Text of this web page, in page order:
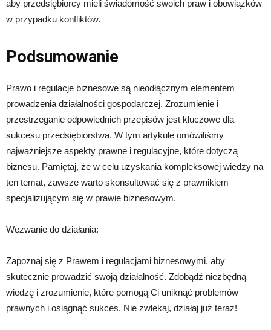
aby przedsiębiorcy mieli świadomość swoich praw i obowiązków
w przypadku konfliktów.
Podsumowanie
Prawo i regulacje biznesowe są nieodłącznym elementem
prowadzenia działalności gospodarczej. Zrozumienie i
przestrzeganie odpowiednich przepisów jest kluczowe dla
sukcesu przedsiębiorstwa. W tym artykule omówiliśmy
najważniejsze aspekty prawne i regulacyjne, które dotyczą
biznesu. Pamiętaj, że w celu uzyskania kompleksowej wiedzy na
ten temat, zawsze warto skonsultować się z prawnikiem
specjalizującym się w prawie biznesowym.
Wezwanie do działania:
Zapoznaj się z Prawem i regulacjami biznesowymi, aby
skutecznie prowadzić swoją działalność. Zdobądź niezbędną
wiedzę i zrozumienie, które pomogą Ci uniknąć problemów
prawnych i osiągnąć sukces. Nie zwlekaj, działaj już teraz!